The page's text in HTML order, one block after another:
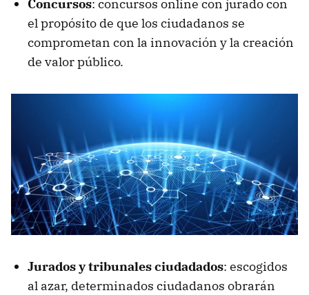
Concursos: concursos online con jurado con
el propósito de que los ciudadanos se
comprometan con la innovación y la creación
de valor público.
Jurados y tribunales ciudadados: escogidos
al azar, determinados ciudadanos obrarán